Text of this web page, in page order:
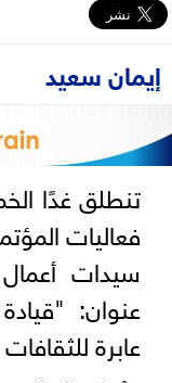
إيمان سعيد
فعاليات
عابرة